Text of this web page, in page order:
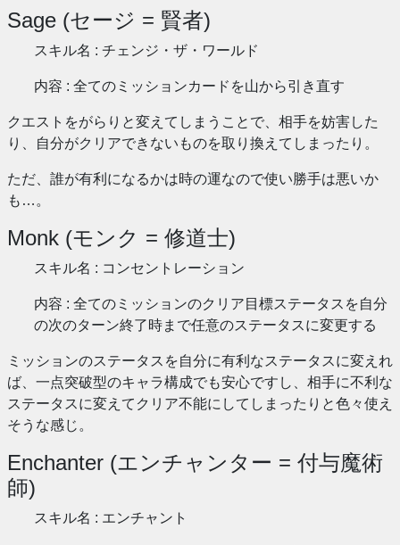
Sage (セージ = 賢者)
スキル名 : チェンジ・ザ・ワールド
内容 : 全てのミッションカードを山から引き直す
クエストをがらりと変えてしまうことで、相手を妨害した
り、自分がクリアできないものを取り換えてしまったり。
ただ、誰が有利になるかは時の運なので使い勝手は悪いか
も…。
Monk (モンク = 修道士)
スキル名 : コンセントレーション
内容 : 全てのミッションのクリア目標ステータスを自分
の次のターン終了時まで任意のステータスに変更する
ミッションのステータスを自分に有利なステータスに変えれ
ば、一点突破型のキャラ構成でも安心ですし、相手に不利な
ステータスに変えてクリア不能にしてしまったりと色々使え
そうな感じ。
Enchanter (エンチャンター = 付与魔術
師)
スキル名 : エンチャント